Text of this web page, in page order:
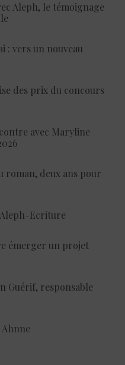
Aleph, le témoignage
: vers un nouveau
des prix du concours
avec Maryline
roman, deux ans pour
Aleph-Ecriture
émerger un projet
Guérif, responsable